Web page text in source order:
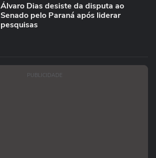
Álvaro Dias desiste da disputa ao
Senado pelo Paraná após liderar
pesquisas
PUBLICIDADE